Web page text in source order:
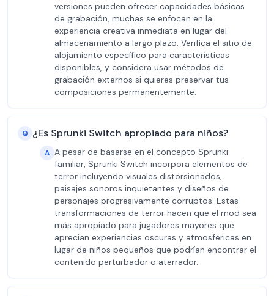
versiones pueden ofrecer capacidades básicas
de grabación, muchas se enfocan en la
experiencia creativa inmediata en lugar del
almacenamiento a largo plazo. Verifica el sitio de
alojamiento específico para características
disponibles, y considera usar métodos de
grabación externos si quieres preservar tus
composiciones permanentemente.
Q ¿Es Sprunki Switch apropiado para niños?
A A pesar de basarse en el concepto Sprunki
familiar, Sprunki Switch incorpora elementos de
terror incluyendo visuales distorsionados,
paisajes sonoros inquietantes y diseños de
personajes progresivamente corruptos. Estas
transformaciones de terror hacen que el mod sea
más apropiado para jugadores mayores que
aprecian experiencias oscuras y atmosféricas en
lugar de niños pequeños que podrían encontrar el
contenido perturbador o aterrador.